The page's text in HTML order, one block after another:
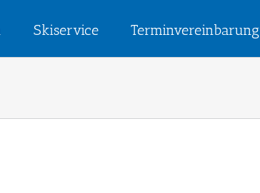
Skiservice Terminvereinbarung